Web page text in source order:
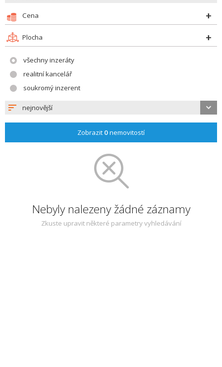
Cena
Plocha
všechny inzeráty
realitní kancelář
soukromý inzerent
nejnovější
Zobrazit 0nemovitostí
Nebyly nalezeny žádné záznamy
Zkuste upravit některé parametry vyhledávání